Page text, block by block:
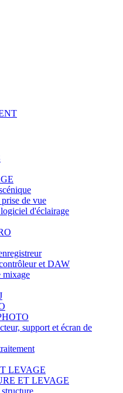
de vue
d'éclairage
et DAW
mixage
support et écran de
LEVAGE
ET LEVAGE